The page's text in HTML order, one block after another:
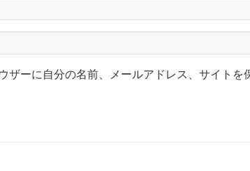
ザーに自分の名前、メールアドレス、サイトを